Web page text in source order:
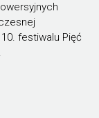
festiwalu Pięć